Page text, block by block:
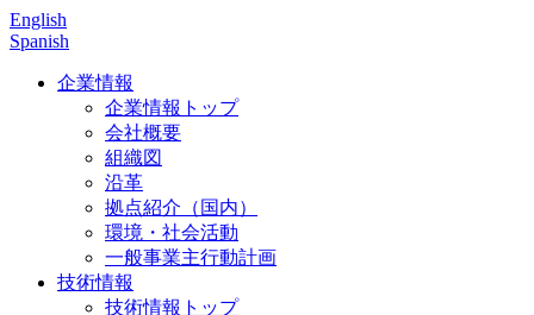
English
Spanish
企業情報
企業情報トップ
会社概要
組織図
沿革
拠点紹介（国内）
環境・社会活動
一般事業主行動計画
技術情報
技術情報トップ